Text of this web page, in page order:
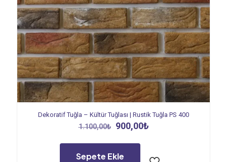
Dekoratif Tuğla – Kültür Tuğlası | Rustik Tuğla PS 400
1.100,00₺
Orijinal
fiyat:
1.100,00₺.
900,00₺Şu
Sepete Ekle